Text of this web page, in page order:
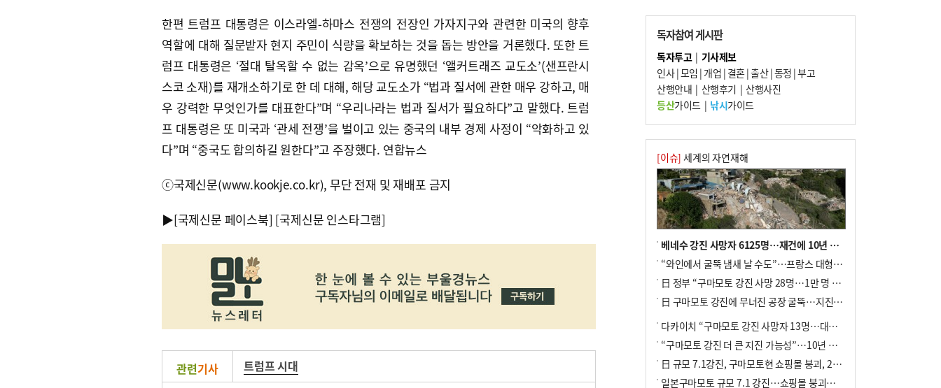
한편 트럼프 대통령은 이스라엘-하마스 전쟁의 전장인 가자지구와 관련한 미국의 향후
역할에 대해 질문받자 현지 주민이 식량을 확보하는 것을 돕는 방안을 거론했다. 또한 트
럼프 대통령은 ‘절대 탈옥할 수 없는 감옥’으로 유명했던 ‘앨커트래즈 교도소’(샌프란시
스코 소재)를 재개소하기로 한 데 대해, 해당 교도소가 “법과 질서에 관한 매우 강하고, 매
우 강력한 무엇인가를 대표한다”며 “우리나라는 법과 질서가 필요하다”고 말했다. 트럼
프 대통령은 또 미국과 ‘관세 전쟁’을 벌이고 있는 중국의 내부 경제 사정이 “악화하고 있
다”며 “중국도 합의하길 원한다”고 주장했다. 연합뉴스
ⓒ국제신문(www.kookje.co.kr), 무단 전재 및 재배포 금지
▶[국제신문 페이스북] [국제신문 인스타그램]
관련기사 트럼프 시대
7
지역 상권도 말라죽을 판이라…가뭄 속 밀
양물축제 강행 논란
8
통영시민 추석 전 35만 원 받는다
9
부산 철강공장 50대 노동자 추락사
10 국힘 부산시당, ‘정이한 조력’ 시의원 윤리
위에…‘한동훈 지지’도 신고접수
독자참여 게시판
독자투고| 기사제보
인사|모임 | 개업 | 결혼|출산|동정 |부고
산행안내 | 산행후기 | 산행사진
등산가이드| 낚시가이드
[이슈] 세계의 자연재해
베네수 강진 사망자 6125명…재건에 10년 이상 걸릴수도
“와인에서 굴뚝 냄새 날 수도”…프랑스 대형 산불에 보르도 와인 품질 위협
日 정부 “구마모토 강진 사망 28명…1만 명 대피”
日 구마모토 강진에 무너진 공장 굴뚝…지진 사망자 최소 13명
다카이치 “구마모토 강진 사망자 13명…대규모 피해 확인”
“구마모토 강진 더 큰 지진 가능성”…10년 전 지진에 단층 재활성
日 규모 7.1강진, 구마모토현 쇼핑몰 붕괴, 2명 사망
일본구마모토 규모 7.1 강진…쇼핑몰 붕괴로 직원 20여 명 갇힌 듯